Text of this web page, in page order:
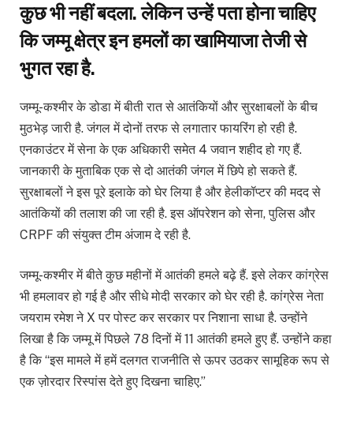
कुछ भी नहीं बदला. लेकिन उन्हें पता होना चाहिए
कि जम्मू क्षेत्र इन हमलों का खामियाजा तेजी से
भुगत रहा है.
जम्मू-कश्मीर के डोडा में बीती रात से आतंकियों और सुरक्षाबलों के बीच
मुठभेड़ जारी है. जंगल में दोनों तरफ से लगातार फायरिंग हो रही है.
एनकाउंटर में सेना के एक अधिकारी समेत 4 जवान शहीद हो गए हैं.
जानकारी के मुताबिक एक से दो आतंकी जंगल में छिपे हो सकते हैं.
सुरक्षाबलों ने इस पूरे इलाके को घेर लिया है और हेलीकॉप्टर की मदद से
आतंकियों की तलाश की जा रही है. इस ऑपरेशन को सेना, पुलिस और
CRPF की संयुक्त टीम अंजाम दे रही है.
जम्मू-कश्मीर में बीते कुछ महीनों में आतंकी हमले बढ़े हैं. इसे लेकर कांग्रेस
भी हमलावर हो गई है और सीधे मोदी सरकार को घेर रही है. कांग्रेस नेता
जयराम रमेश ने X पर पोस्ट कर सरकार पर निशाना साधा है. उन्होंने
लिखा है कि जम्मू में पिछले 78 दिनों में 11 आतंकी हमले हुए हैं. उन्होंने कहा
है कि “इस मामले में हमें दलगत राजनीति से ऊपर उठकर सामूहिक रूप से
एक ज़ोरदार रिस्पांस देते हुए दिखना चाहिए.”